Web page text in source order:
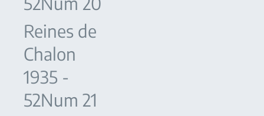
Reines de
Chalon
1935 -
52Num 21